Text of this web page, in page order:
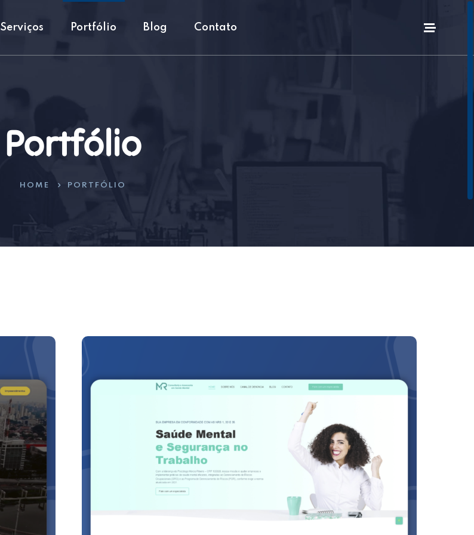
Serviços Portfólio Blog Contato
Portfólio
HOME PORTFÓLIO